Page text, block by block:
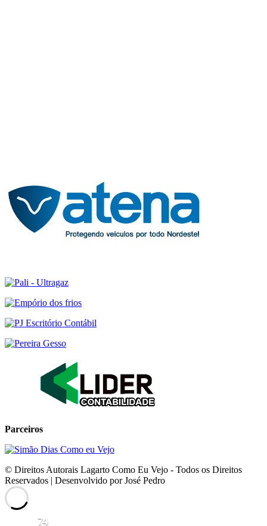
Parceiros
© Direitos Autorais Lagarto Como Eu Vejo - Todos os Direitos
Reservados | Desenvolvido por José Pedro
74